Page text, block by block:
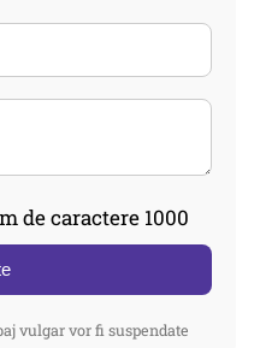
de caractere 1000
vulgar vor fi suspendate